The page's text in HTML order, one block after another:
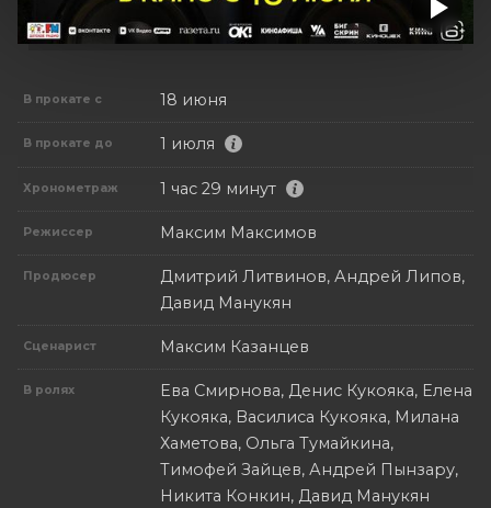
В прокате с 18 июня
В прокате до 1 июля
Хронометраж 1 час 29 минут
Режиссер Максим Максимов
Продюсер
Дмитрий Литвинов, Андрей Липов,
Давид Манукян
Сценарист Максим Казанцев
В ролях
Ева Смирнова, Денис Кукояка, Елена
Кукояка, Василиса Кукояка, Милана
Хаметова, Ольга Тумайкина,
Тимофей Зайцев, Андрей Пынзару,
Никита Конкин, Давид Манукян